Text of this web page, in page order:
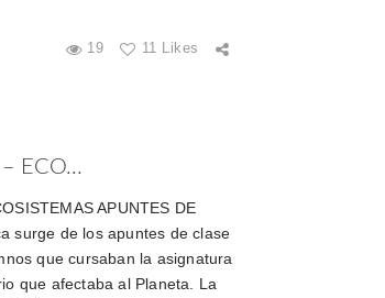
19 11 Likes
ECO...
APUNTES DE
surge de los apuntes de clase
que cursaban la asignatura
que afectaba al Planeta. La